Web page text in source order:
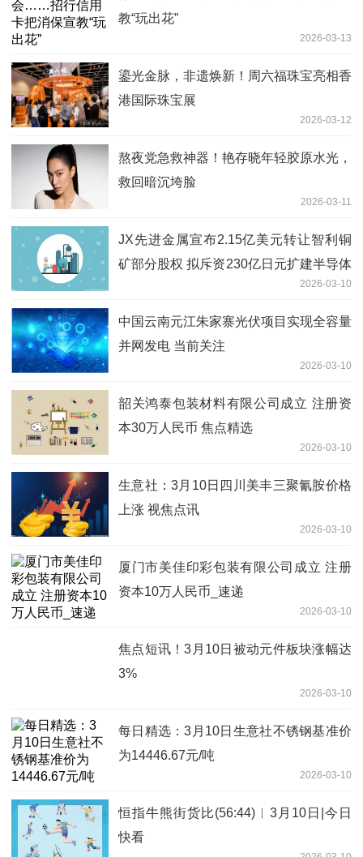
教“玩出花”
2026-03-13
鎏光金脉，非遗焕新！周六福珠宝亮相香
港国际珠宝展
2026-03-12
熬夜党急救神器！艳存晓年轻胶原水光，
救回暗沉垮脸
2026-03-11
JX先进金属宣布2.15亿美元转让智利铜
矿部分股权 拟斥资230亿日元扩建半导体
2026-03-10
中国云南元江朱家寨光伏项目实现全容量
并网发电 当前关注
2026-03-10
韶关鸿泰包装材料有限公司成立 注册资
本30万人民币 焦点精选
2026-03-10
生意社：3月10日四川美丰三聚氰胺价格
上涨 视焦点讯
2026-03-10
厦门市美佳印彩包装有限公司成立 注册
资本10万人民币_速递
2026-03-10
焦点短讯！3月10日被动元件板块涨幅达
3%
2026-03-10
每日精选：3月10日生意社不锈钢基准价
为14446.67元/吨
2026-03-10
恒指牛熊街货比(56:44)︱3月10日|今日
快看